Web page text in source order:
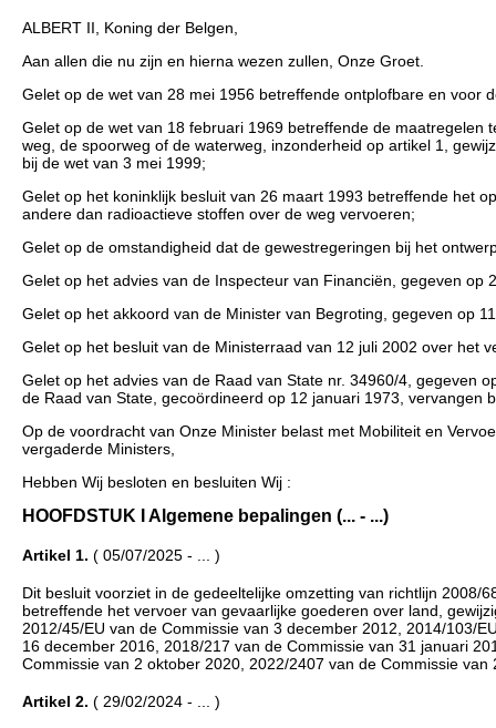
ALBERT II, Koning der Belgen,
Aan allen die nu zijn en hierna wezen zullen, Onze Groet.
Gelet op de wet van 28 mei 1956 betreffende ontplofbare en voor
Gelet op de wet van 18 februari 1969 betreffende de
weg, de spoorweg of de waterweg, inzonderheid op artikel 1,
bij de wet van 3 mei 1999;
Gelet op het koninklijk besluit van 26 maart 1993 betreffende het
andere dan radioactieve stoffen over de weg vervoeren;
Gelet op de omstandigheid dat de gewestregeringen bij het
Gelet op het advies van de Inspecteur van Financiën, gegeven op
Gelet op het akkoord van de Minister van Begroting, gegeven op
Gelet op het besluit van de Ministerraad van 12 juli 2002 over het
Gelet op het advies van de Raad van State nr. 34960/4, gegeven
de Raad van State, gecoördineerd op 12 januari 1973, vervangen
Op de voordracht van Onze Minister belast met Mobiliteit en
vergaderde Ministers,
Hebben Wij besloten en besluiten Wij :
HOOFDSTUK I Algemene bepalingen (... - ...)
Artikel 1. ( 05/07/2025 - ... )
Dit besluit voorziet in de gedeeltelijke omzetting van richtlijn
betreffende het vervoer van gevaarlijke goederen over land,
2012/45/EU van de Commissie van 3 december 2012, 2014/103/
16 december 2016, 2018/217 van de Commissie van 31 januari
Commissie van 2 oktober 2020, 2022/2407 van de Commissie
Artikel 2. ( 29/02/2024 - ... )